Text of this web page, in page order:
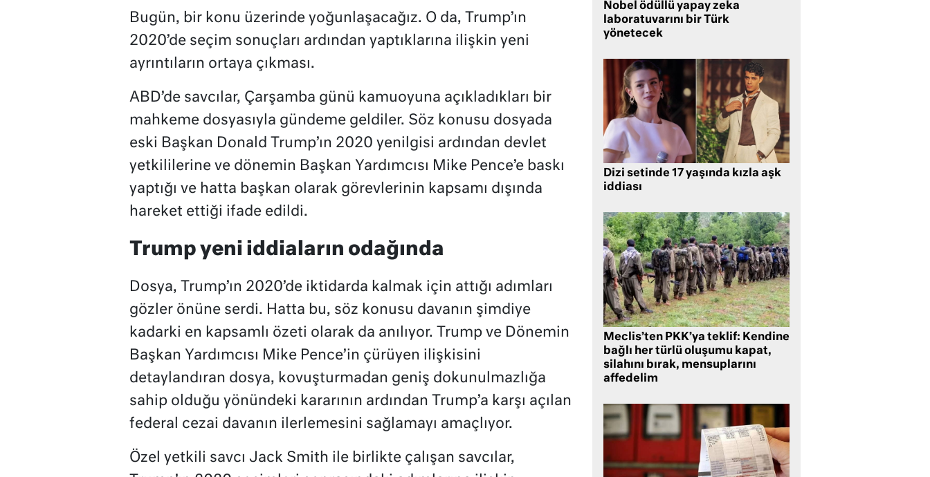
Bugün, bir konu üzerinde yoğunlaşacağız. O da, Trump’ın
2020’de seçim sonuçları ardından yaptıklarına ilişkin yeni
ayrıntıların ortaya çıkması.
ABD’de savcılar, Çarşamba günü kamuoyuna açıkladıkları bir
mahkeme dosyasıyla gündeme geldiler. Söz konusu dosyada
eski Başkan Donald Trump’ın 2020 yenilgisi ardından devlet
yetkililerine ve dönemin Başkan Yardımcısı Mike Pence’e baskı
yaptığı ve hatta başkan olarak görevlerinin kapsamı dışında
hareket ettiği ifade edildi.
Trump yeni iddiaların odağında
Dosya, Trump’ın 2020’de iktidarda kalmak için attığı adımları
gözler önüne serdi. Hatta bu, söz konusu davanın şimdiye
kadarki en kapsamlı özeti olarak da anılıyor. Trump ve Dönemin
Başkan Yardımcısı Mike Pence’in çürüyen ilişkisini
detaylandıran dosya, kovuşturmadan geniş dokunulmazlığa
sahip olduğu yönündeki kararının ardından Trump’a karşı açılan
federal cezai davanın ilerlemesini sağlamayı amaçlıyor.
Özel yetkili savcı Jack Smith ile birlikte çalışan savcılar,
Nobel ödüllü yapay zeka
laboratuvarını bir Türk
yönetecek
Dizi setinde 17 yaşında kızla aşk
iddiası
Meclis’ten PKK’ya teklif: Kendine
bağlı her türlü oluşumu kapat,
silahını bırak, mensuplarını
affedelim